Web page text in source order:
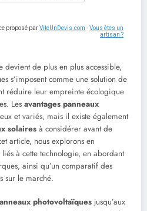
proposé parViteUnDevis.com -Vous êtes un
artisan ?
devient de plus en plus accessible,
s’imposent comme une solution de
réduire leur empreinte écologique
Les avantages panneaux
et variés, mais il existe également
solaires à considérer avant de
article, nous explorons en
à cette technologie, en abordant
ainsi qu’un comparatif des
sur le marché.
photovoltaïques jusqu’aux